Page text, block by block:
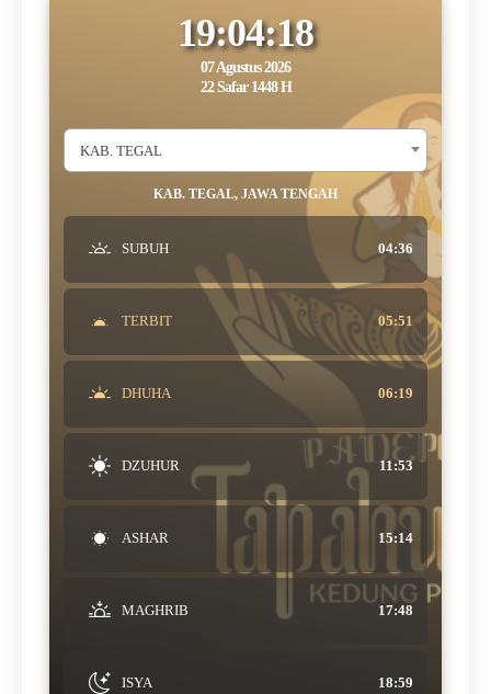
19:04:18
07 Agustus 2026
22 Safar 1448 H
KAB. TEGAL
KAB. TEGAL, JAWA TENGAH
SUBUH 04:36
TERBIT 05:51
DHUHA 06:19
DZUHUR 11:53
ASHAR 15:14
MAGHRIB 17:48
ISYA 18:59